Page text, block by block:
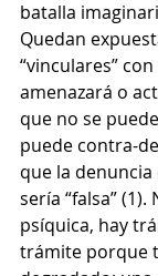
batalla
Quedan
“vinculares”
amenazará o
que no se
puede contra-
que la denuncia
sería “falsa”
psíquica, hay
trámite porque